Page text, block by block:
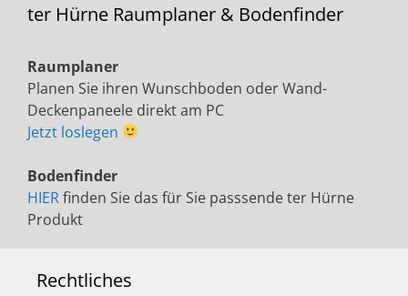
ter Hürne Raumplaner & Bodenfinder
Raumplaner
Planen Sie ihren Wunschboden oder Wand-
Deckenpaneele direkt am PC
Jetzt loslegen
Bodenfinder
HIERfinden Sie das für Sie passsende ter Hürne
Produkt
Rechtliches